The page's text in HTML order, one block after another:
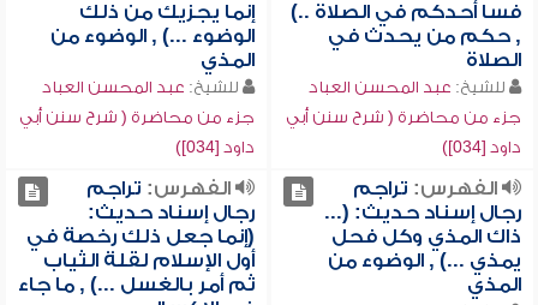
فسا أحدكم في الصلاة ..)
, حكم من يحدث في
الصلاة
للشيخ: عبد المحسن العباد
جزء من محاضرة ( شرح سنن أبي
داود [034])
إنما يجزيك من ذلك
الوضوء ...) , الوضوء من
المذي
للشيخ: عبد المحسن العباد
جزء من محاضرة ( شرح سنن أبي
داود [034])
الفهرس: تراجم
رجال إسناد حديث: (...
ذاك المذي وكل فحل
يمذي ...) , الوضوء من
المذي
الفهرس: تراجم
رجال إسناد حديث:
(إنما جعل ذلك رخصة في
أول الإسلام لقلة الثياب
ثم أمر بالغسل ...) , ما جاء